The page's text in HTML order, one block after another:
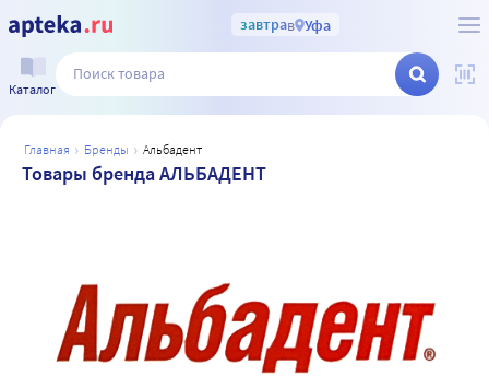
завтрав Уфа
Каталог
главная бренды альбадент
Товары бренда АЛЬБАДЕНТ